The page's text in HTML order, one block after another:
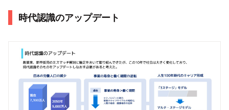
時代認識のアップデート